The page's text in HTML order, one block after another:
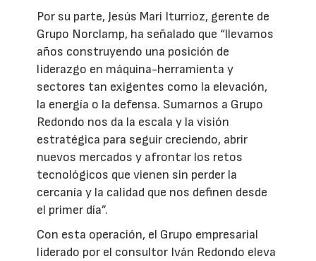
Por su parte, Jesús Mari Iturrioz, gerente de
Grupo Norclamp, ha señalado que “llevamos
años construyendo una posición de
liderazgo en máquina-herramienta y
sectores tan exigentes como la elevación,
la energía o la defensa. Sumarnos a Grupo
Redondo nos da la escala y la visión
estratégica para seguir creciendo, abrir
nuevos mercados y afrontar los retos
tecnológicos que vienen sin perder la
cercanía y la calidad que nos definen desde
el primer día”.
Con esta operación, el Grupo empresarial
liderado por el consultor Iván Redondo eleva